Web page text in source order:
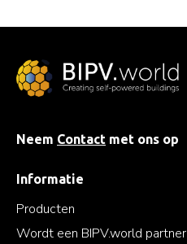
Neem Contact met ons op
Informatie
Producten
Wordt een BIPV.world partner